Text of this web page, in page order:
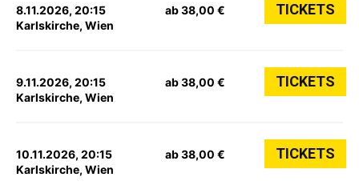
8.11.2026, 20:15
Karlskirche, Wien
ab 38,00 € TICKETS
9.11.2026, 20:15
Karlskirche, Wien
ab 38,00 € TICKETS
10.11.2026, 20:15
Karlskirche, Wien
ab 38,00 € TICKETS